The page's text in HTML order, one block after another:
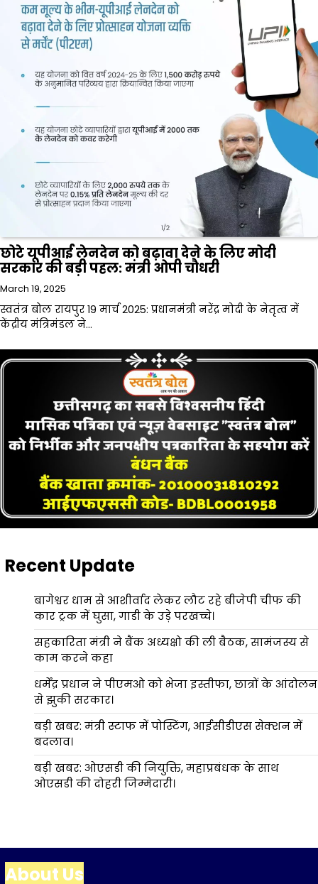
छोटे यूपीआई लेनदेन को बढ़ावा देने के लिए मोदी
सरकार की बड़ी पहल: मंत्री ओपी चौधरी
March 19, 2025
स्वतंत्र बोल रायपुर 19 मार्च 2025: प्रधानमंत्री नरेंद्र मोदी के नेतृत्व में
केंद्रीय मंत्रिमंडल ने…
Recent Update
बागेश्वर धाम से आशीर्वाद लेकर लौट रहे बीजेपी चीफ की
कार ट्रक में घुसा, गाडी के उड़े परखच्चे।
सहकारिता मंत्री ने बैंक अध्यक्षो की ली बैठक, सामंजस्य से
काम करने कहा
धर्मेंद्र प्रधान ने पीएमओ को भेजा इस्तीफा, छात्रों के आंदोलन
से झुकी सरकार।
बड़ी खबर: मंत्री स्टाफ में पोस्टिंग, आईसीडीएस सेक्शन में
बदलाव।
बड़ी खबर: ओएसडी की नियुक्ति, महाप्रबंधक के साथ
ओएसडी की दोहरी जिम्मेदारी।
About Us